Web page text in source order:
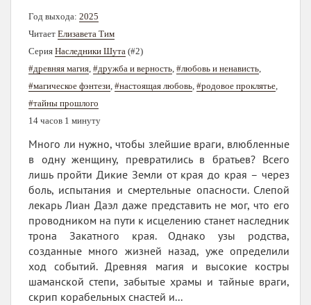
Год выхода: 2025
Читает Елизавета Тим
Серия Наследники Шута (#2)
#древняя магия, #дружба и верность, #любовь и ненависть,
#магическое фэнтези, #настоящая любовь, #родовое проклятье,
#тайны прошлого
14 часов 1 минуту
Много ли нужно, чтобы злейшие враги, влюбленные
в одну женщину, превратились в братьев? Всего
лишь пройти Дикие Земли от края до края – через
боль, испытания и смертельные опасности. Слепой
лекарь Лиан Даэл даже представить не мог, что его
проводником на пути к исцелению станет наследник
трона Закатного края. Однако узы родства,
созданные много жизней назад, уже определили
ход событий. Древняя магия и высокие костры
шаманской степи, забытые храмы и тайные враги,
скрип корабельных снастей и...